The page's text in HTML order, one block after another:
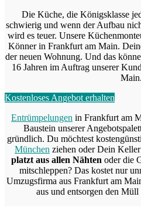
Die Küche, die Königsklasse
schwierig und wenn der Aufbau
wird es teuer. Unsere
Könner in Frankfurt am Main.
der neuen Wohnung. Und das
16 Jahren im Auftrag unserer
Main.
Kostenloses Angebot erhalten
Entrümpelungen in Frankfurt am
Baustein unserer
gründlich. Du möchtest
München ziehen oder Dein
platzt aus allen Nähten oder die
mitschleppen? Das kostet nur
Umzugsfirma aus Frankfurt am
aus und entsorgen den